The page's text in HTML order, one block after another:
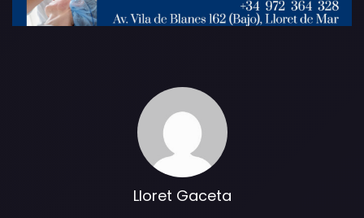
Lloret Gaceta